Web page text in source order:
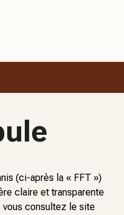
(ci-après la « FFT »)
claire et transparente
consultez le site